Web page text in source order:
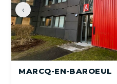
‹
MARCQ-EN-BAROEUL